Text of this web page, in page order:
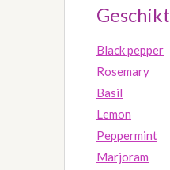
Black pepper
Rosemary
Basil
Lemon
Peppermint
Marjoram